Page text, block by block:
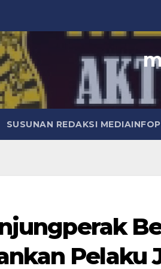
SUSUNAN REDAKSI
Pelaku